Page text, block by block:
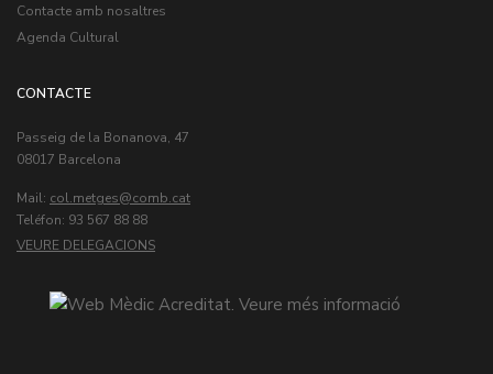
Contacte amb nosaltres
Agenda Cultural
CONTACTE
Passeig de la Bonanova, 47
08017 Barcelona
Mail: col.metges
Teléfon: 93 567 88 88
VEURE DELEGACIONS